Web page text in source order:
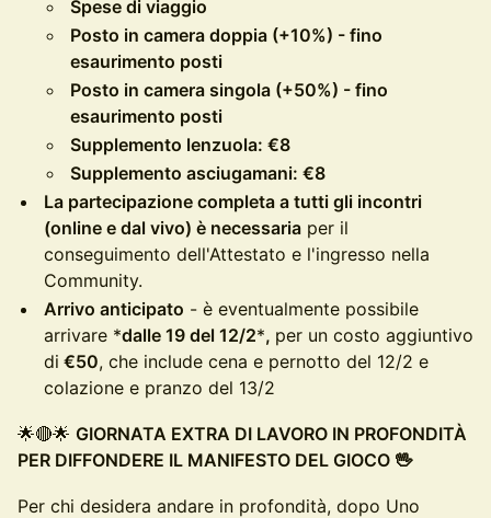
Spese di viaggio
Posto in camera doppia (+10%) - fino
esaurimento posti
Posto in camera singola (+50%) - fino
esaurimento posti
Supplemento lenzuola: €8
Supplemento asciugamani: €8
La partecipazione completa a tutti gli incontri
(online e dal vivo) è necessaria per il
conseguimento dell'Attestato e l'ingresso nella
Community.
Arrivo anticipato - è eventualmente possibile
arrivare *dalle 19 del 12/2*, per un costo aggiuntivo
di €50, che include cena e pernotto del 12/2 e
colazione e pranzo del 13/2
🌟🔴🌟 GIORNATA EXTRA DI LAVORO IN PROFONDITÀ
PER DIFFONDERE IL MANIFESTO DEL GIOCO 🖖
Per chi desidera andare in profondità, dopo Uno